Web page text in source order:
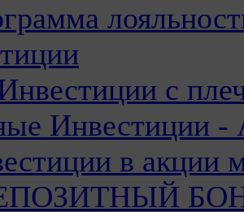
с
Инвестиции -
в акции